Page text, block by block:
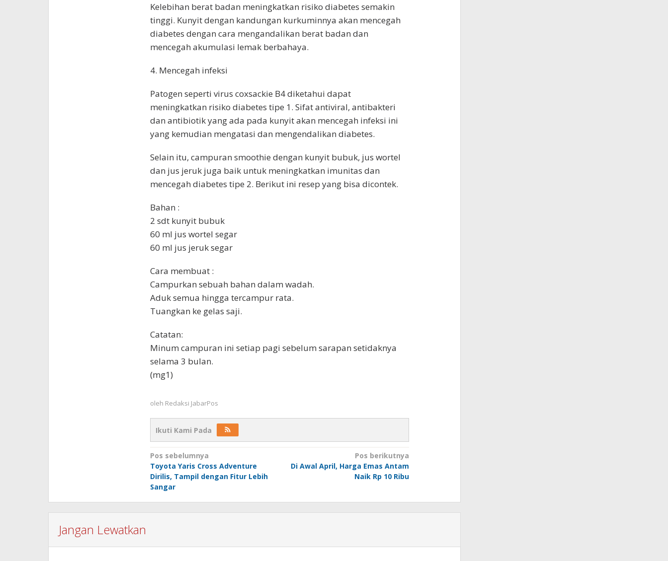
Kelebihan berat badan meningkatkan risiko diabetes semakin
tinggi. Kunyit dengan kandungan kurkuminnya akan mencegah
diabetes dengan cara mengandalikan berat badan dan
mencegah akumulasi lemak berbahaya.
4. Mencegah infeksi
Patogen seperti virus coxsackie B4 diketahui dapat
meningkatkan risiko diabetes tipe 1. Sifat antiviral, antibakteri
dan antibiotik yang ada pada kunyit akan mencegah infeksi ini
yang kemudian mengatasi dan mengendalikan diabetes.
Selain itu, campuran smoothie dengan kunyit bubuk, jus wortel
dan jus jeruk juga baik untuk meningkatkan imunitas dan
mencegah diabetes tipe 2. Berikut ini resep yang bisa dicontek.
Bahan :
2 sdt kunyit bubuk
60 ml jus wortel segar
60 ml jus jeruk segar
Cara membuat :
Campurkan sebuah bahan dalam wadah.
Aduk semua hingga tercampur rata.
Tuangkan ke gelas saji.
Catatan:
Minum campuran ini setiap pagi sebelum sarapan setidaknya
selama 3 bulan.
(mg1)
oleh Redaksi JabarPos
Ikuti Kami Pada
Navigasi
pos
Pos sebelumnya
Toyota Yaris Cross Adventure
Dirilis, Tampil dengan Fitur Lebih
Sangar
Pos berikutnya
Di Awal April, Harga Emas Antam
Naik Rp 10 Ribu
Jangan Lewatkan